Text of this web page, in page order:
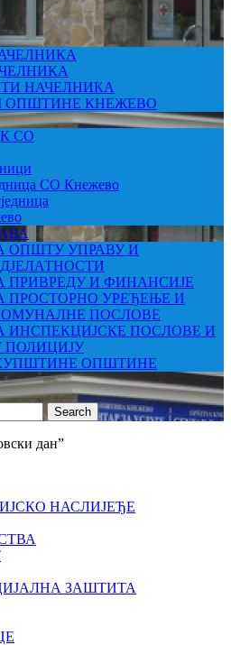
НАЧЕЛНИКА
ОПШТИНЕ КНЕЖЕВО
СО
СО Кнежево
ОПШТУ УПРАВУ И
ПРИВРЕДУ И ФИНАНСИЈЕ
ПРОСТОРНО УРЕЂЕЊЕ И
ПОСЛОВЕ
ИНСПЕКЦИЈСКЕ ПОСЛОВЕ И
ОПШТИНЕ
Search
дан”
НАСЛИЈЕЂЕ
ЗАШТИТА